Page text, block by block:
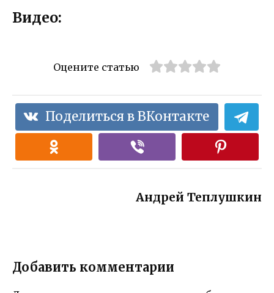
Видео:
Оцените статью
Поделиться в ВКонтакте
Андрей Теплушкин
Добавить комментарии